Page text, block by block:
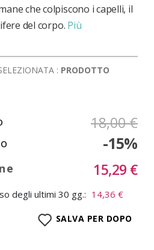
che colpiscono i capelli, il
del corpo. Più
: PRODOTTO
18,00 €
-15%
15,29 €
degli ultimi 30 gg.: 14,36 €
SALVA PER DOPO